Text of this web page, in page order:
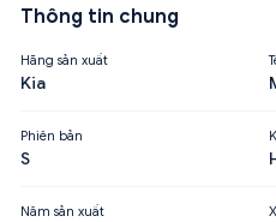
Thông tin chung
Hãng sản xuất
Kia
Phiên bản
S
Năm sản xuất